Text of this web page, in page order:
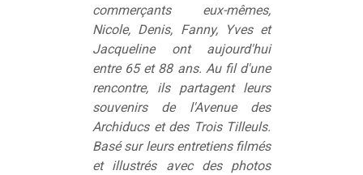
commerçants eux-mêmes,
Nicole, Denis, Fanny, Yves et
Jacqueline ont aujourd'hui
entre 65 et 88 ans. Au fil d'une
rencontre, ils partagent leurs
souvenirs de l'Avenue des
Archiducs et des Trois Tilleuls.
Basé sur leurs entretiens filmés
et illustrés avec des photos